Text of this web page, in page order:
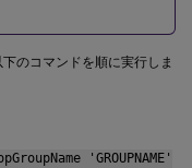
のコマンドを順に実行しま
'GROUPNAME'